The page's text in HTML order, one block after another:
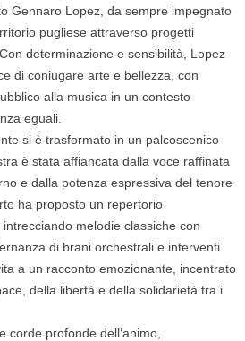
Gennaro Lopez, da sempre impegnato
pugliese attraverso progetti
determinazione e sensibilità, Lopez
di coniugare arte e bellezza, con
alla musica in un contesto
eguali.
si è trasformato in un palcoscenico
è stata affiancata dalla voce raffinata
e dalla potenza espressiva del tenore
ha proposto un repertorio
melodie classiche con
di brani orchestrali e interventi
a un racconto emozionante, incentrato
della libertà e della solidarietà tra i
corde profonde dell’animo,